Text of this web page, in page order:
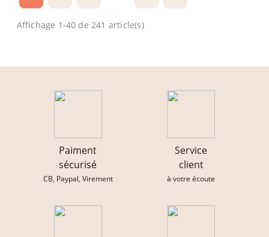
Affichage 1-40 de 241 article(s)
Paiment
sécurisé
CB, Paypal, Virement
Service
client
à votre écoute